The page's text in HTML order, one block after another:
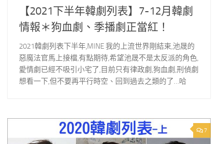
【2021下半年韓劇列表】7-12月韓劇
情報＊狗血劇、季播劇正當紅！
2021韓劇列表下半年,MINE 我的上流世界剛結束,池晟的
惡魔法官馬上接檔,有點期待,希望池晟不是太反派的角色,
愛情劇已經不吸引小宅了,目前只有律政劇,狗血劇,刑偵劇
想看一下,但不要再平行時空、回到過去之類的了…哈
7